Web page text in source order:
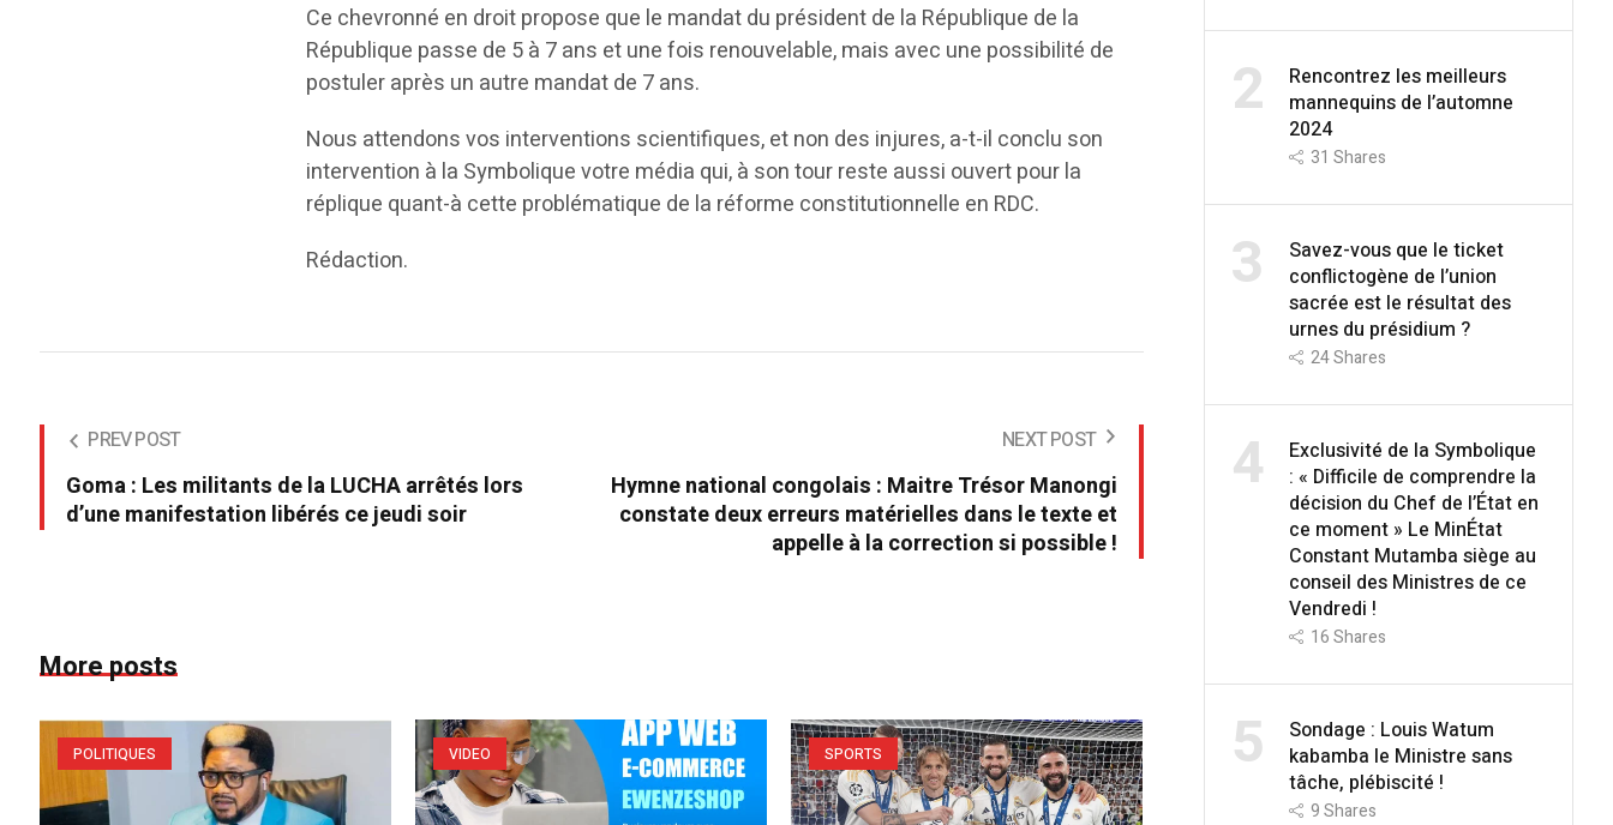
Ce chevronné en droit propose que le mandat du président de la République de la
République passe de 5 à 7 ans et une fois renouvelable, mais avec une possibilité de
postuler après un autre mandat de 7 ans.
Nous attendons vos interventions scientifiques, et non des injures, a-t-il conclu son
intervention à la Symbolique votre média qui, à son tour reste aussi ouvert pour la
réplique quant-à cette problématique de la réforme constitutionnelle en RDC.
Rédaction.
PREV POST
Goma : Les militants de la LUCHA arrêtés lors
d’une manifestation libérés ce jeudi soir
NEXT POST
Hymne national congolais : Maitre Trésor Manongi
constate deux erreurs matérielles dans le texte et
appelle à la correction si possible !
More posts
POLITIQUES VIDEO SPORTS
2
Rencontrez les meilleurs
mannequins de l’automne
2024
31 Shares
3
Savez-vous que le ticket
conflictogène de l’union
sacrée est le résultat des
urnes du présidium ?
24Shares
4
Exclusivité de la Symbolique
: « Difficile de comprendre la
décision du Chef de l’État en
ce moment » Le MinÉtat
Constant Mutamba siège au
conseil des Ministres de ce
Vendredi !
16Shares
5
Sondage : Louis Watum
kabamba le Ministre sans
tâche, plébiscité !
9Shares